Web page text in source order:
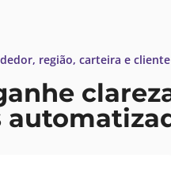
região, carteira e cliente